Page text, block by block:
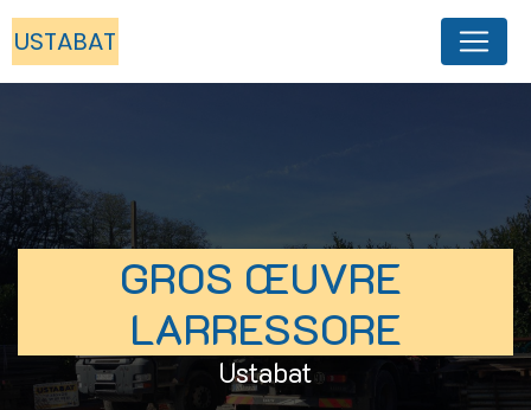
USTABAT
GROS ŒUVRE
LARRESSORE
Ustabat
Panneau de gestion des cookies